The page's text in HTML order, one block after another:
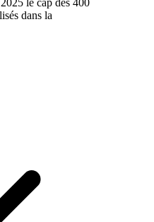
le cap des 400
dans la